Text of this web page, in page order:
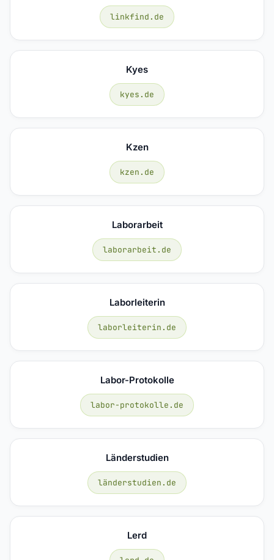
linkfind.de
Kyes
kyes.de
Kzen
kzen.de
Laborarbeit
laborarbeit.de
Laborleiterin
laborleiterin.de
Labor-Protokolle
labor-protokolle.de
Länderstudien
länderstudien.de
Lerd